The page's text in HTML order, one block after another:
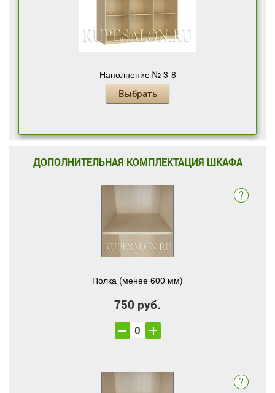
Наполнение № 3-8
Выбрать
ДОПОЛНИТЕЛЬНАЯ КОМПЛЕКТАЦИЯ ШКАФА
Полка (менее 600 мм)
750 руб.